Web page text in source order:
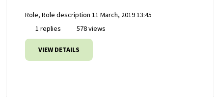
Role, Role description 11 March, 2019 13:45
1 replies
578 views
VIEW DETAILS